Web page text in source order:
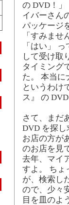
の DVD！
イバーさん
パッケージ
「すみま
「はい」
して受け取
タイミング
た。 本当に
というわけ
ス』 の
さて、まだ
DVD を探
お店の方が
のお店を見
去年、マイ
すよ。 ちょ
が、検索し
ので、少々
目を皿のよ